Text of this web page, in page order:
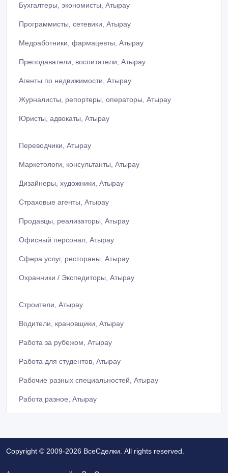
Бухгалтеры, экономисты, Атырау
Программисты, сетевики, Атырау
Медработники, фармацевты, Атырау
Преподаватели, воспитатели, Атырау
Агенты по недвижимости, Атырау
Журналисты, репортеры, операторы, Атырау
Юристы, адвокаты, Атырау
Переводчики, Атырау
Маркетологи, консультанты, Атырау
Дизайнеры, художники, Атырау
Страховые агенты, Атырау
Продавцы, реализаторы, Атырау
Офисный персонал, Атырау
Сфера услуг, рестораны, Атырау
Охранники / Экспедиторы, Атырау
Строители, Атырау
Водители, крановщики, Атырау
Работа за рубежом, Атырау
Работа для студентов, Атырау
Рабочие разных специальностей, Атырау
Работа разное, Атырау
Copyright © 2009-2026 ВсеСделки. All rights reserved.